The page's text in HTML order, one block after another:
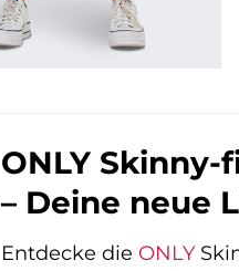
ONLY Skinny-
– Deine neue
Entdecke die ONLY